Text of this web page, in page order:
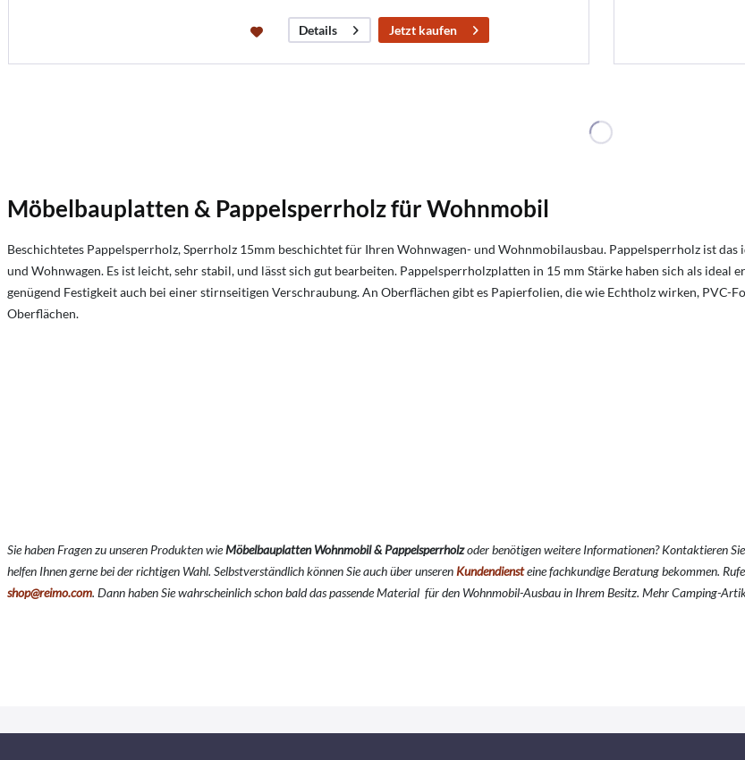
Details Jetzt kaufen
Möbelbauplatten & Pappelsperrholz für Wohnmobil
Beschichtetes Pappelsperrholz, Sperrholz 15mm beschichtet für Ihren Wohnwagen- und Wohnmobilausbau. Pappelsperrholz ist
und Wohnwagen. Es ist leicht, sehr stabil, und lässt sich gut bearbeiten. Pappelsperrholzplatten in 15 mm Stärke haben sich als ideal
genügend Festigkeit auch bei einer stirnseitigen Verschraubung. An Oberflächen gibt es Papierfolien, die wie Echtholz wirken,
Oberflächen.
Sie haben Fragen zu unseren Produkten wieMöbelbauplatten Wohnmobil & Pappelsperrholzoder benötigen weitere Informationen? Kontaktieren
helfen Ihnen gerne bei der richtigen Wahl. Selbstverständlich können Sie auch über unserenKundendiensteine fachkundige Beratung bekommen.
shop@reimo.com. Dann haben Sie wahrscheinlich schon bald das passende Material für den Wohnmobil-Ausbau in Ihrem Besitz. Mehr Camping-